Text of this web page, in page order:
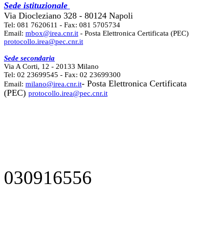
Sede istituzionale
Via Diocleziano 328 - 80124 Napoli
Tel: 081 7620611 - Fax: 081 5705734
Email: mbox@irea.cnr.it - Posta Elettronica Certificata (PEC)
protocollo.irea@pec.cnr.it
Sede secondaria
Via A Corti, 12 - 20133 Milano
Tel: 02 23699545 - Fax: 02 23699300
Email: milano@irea.cnr.it- Posta Elettronica Certificata
(PEC) protocollo.irea@pec.cnr.it
030916556